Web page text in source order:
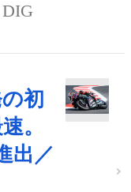
初
。
出／